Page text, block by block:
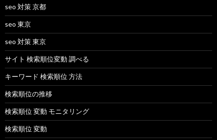
seo 対策 京都
seo 東京
seo 対策 東京
サイト 検索順位変動 調べる
キーワード 検索順位 方法
検索順位の推移
検索順位 変動 モニタリング
検索順位 変動